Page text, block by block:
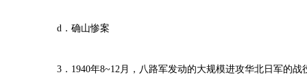
d．确山惨案
3．1940年8~12月，八路军发动的大规模进攻华北日军的